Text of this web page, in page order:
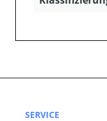
SERVICE